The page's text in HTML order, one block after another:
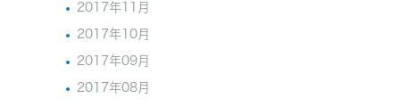
2017年11月
2017年10月
2017年09月
2017年08月